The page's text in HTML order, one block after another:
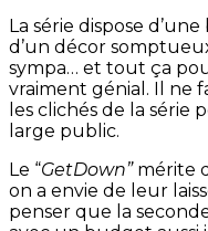
La série dispose
d’un décor
sympa… et tout ça
vraiment génial. Il ne
les clichés de la
large public.
Le “GetDown”mérite
on a envie de leur
penser que la